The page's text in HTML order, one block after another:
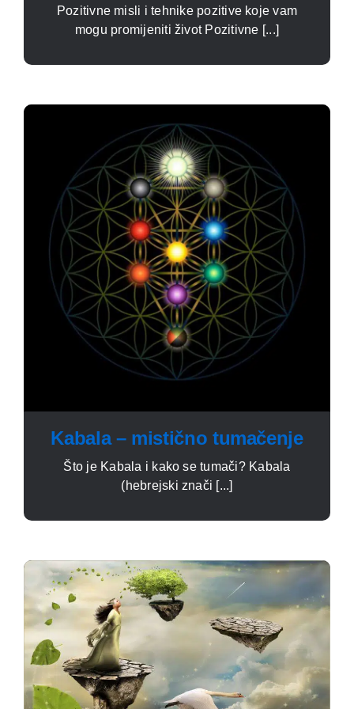
Pozitivne misli i tehnike pozitive koje vam
mogu promijeniti život Pozitivne [...]
Kabala – mistično tumačenje
Što je Kabala i kako se tumači? Kabala
(hebrejski znači [...]